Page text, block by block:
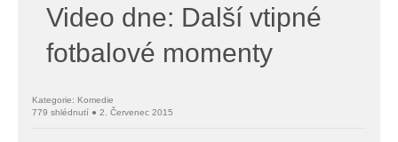
Video dne: Další vtipné
fotbalové momenty
Kategorie: Komedie
779 shlédnutí ● 2. Červenec 2015